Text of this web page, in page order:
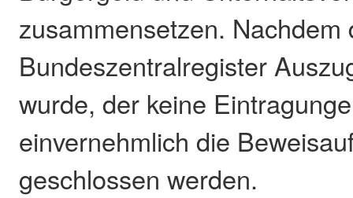
zusammensetzen. Nachdem
Bundeszentralregister
wurde, der keine
einvernehmlich die
geschlossen werden.